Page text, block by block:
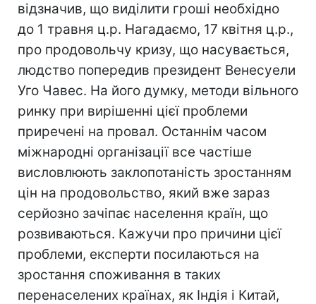
відзначив, що виділити гроші необхідно
до 1 травня ц.р. Нагадаємо, 17 квітня ц.р.,
про продовольчу кризу, що насувається,
людство попередив президент Венесуели
Уго Чавес. На його думку, методи вільного
ринку при вирішенні цієї проблеми
приречені на провал. Останнім часом
міжнародні організації все частіше
висловлюють заклопотаність зростанням
цін на продовольство, який вже зараз
серйозно зачіпає населення країн, що
розвиваються. Кажучи про причини цієї
проблеми, експерти посилаються на
зростання споживання в таких
перенаселених країнах, як Індія і Китай,